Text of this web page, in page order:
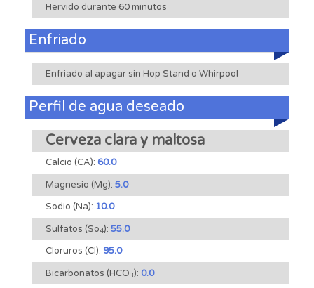
Hervido durante 60 minutos
Enfriado
Enfriado al apagar sin Hop Stand o Whirpool
Perfil de agua deseado
Cerveza clara y maltosa
Calcio (CA): 60.0
Magnesio (Mg): 5.0
Sodio (Na): 10.0
Sulfatos (So4): 55.0
Cloruros (Cl): 95.0
Bicarbonatos (HCO3): 0.0